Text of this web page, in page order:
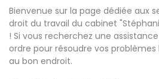
Bienvenue sur la page dédiée aux
droit du travail du cabinet
! Si vous recherchez une
ordre pour résoudre vos
au bon endroit.